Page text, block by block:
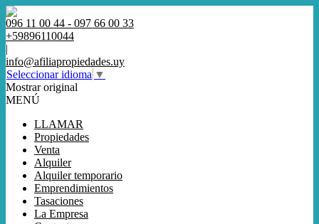
096 11 00 44 - 097 66 00 33
+59896110044
|
info@afiliapropiedades.uy
Seleccionar idioma ▼
Mostrar original
MENÚ
LLAMAR
Propiedades
Venta
Alquiler
Alquiler temporario
Emprendimientos
Tasaciones
La Empresa